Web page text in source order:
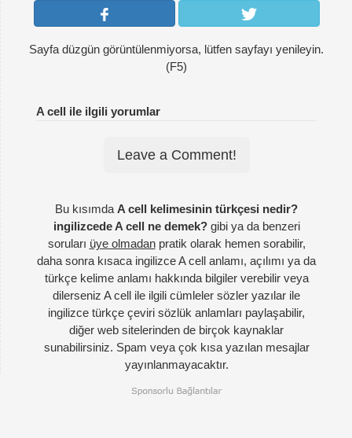
Sayfa düzgün görüntülenmiyorsa, lütfen sayfayı yenileyin.
(F5)
A cell ile ilgili yorumlar
Leave a Comment!
Bu kısımda A cell kelimesinin türkçesi nedir?
ingilizcede A cell ne demek?gibi ya da benzeri
soruları üye olmadanpratik olarak hemen sorabilir,
daha sonra kısaca ingilizce A cell anlamı, açılımı ya da
türkçe kelime anlamı hakkında bilgiler verebilir veya
dilerseniz A cell ile ilgili cümleler sözler yazılar ile
ingilizce türkçe çeviri sözlük anlamları paylaşabilir,
diğer web sitelerinden de birçok kaynaklar
sunabilirsiniz. Spam veya çok kısa yazılan mesajlar
yayınlanmayacaktır.